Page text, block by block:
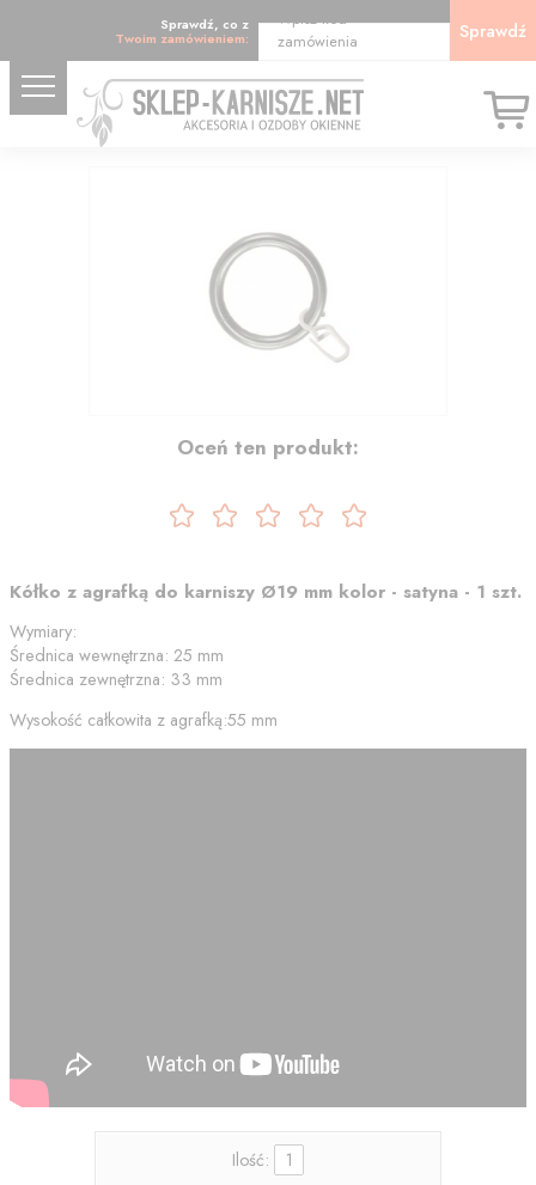
Sprawdź, co z
Twoim zamówieniem:
Wpisz kod
zamówienia
Sprawdź
Oceń ten produkt:
Kółko z agrafką do karniszy Ø19 mm kolor - satyna - 1 szt.
Wymiary:
Średnica wewnętrzna: 25 mm
Średnica zewnętrzna: 33 mm
Wysokość całkowita z agrafką:55 mm
Ilość: